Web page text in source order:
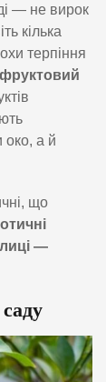
— не вирок
кілька
терпіння
око, а й
що
—